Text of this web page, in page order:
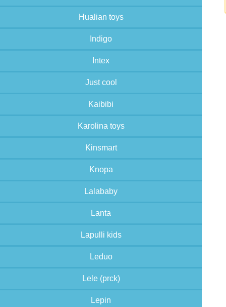
Hualian toys
Indigo
Intex
Just cool
Kaibibi
Karolina toys
Kinsmart
Knopa
Lalababy
Lanta
Lapulli kids
Leduo
Lele (prck)
Lepin